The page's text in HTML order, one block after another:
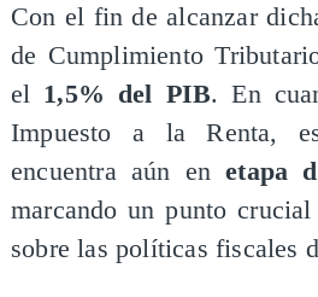
​Con el fin de alcanzar
de Cumplimiento
el 1,5% del PIB. En
Impuesto a la Renta,
encuentra aún enetapa
marcando un punto
sobre las políticas fiscales